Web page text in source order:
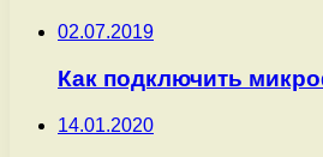
02.07.2019
Как подключить
14.01.2020